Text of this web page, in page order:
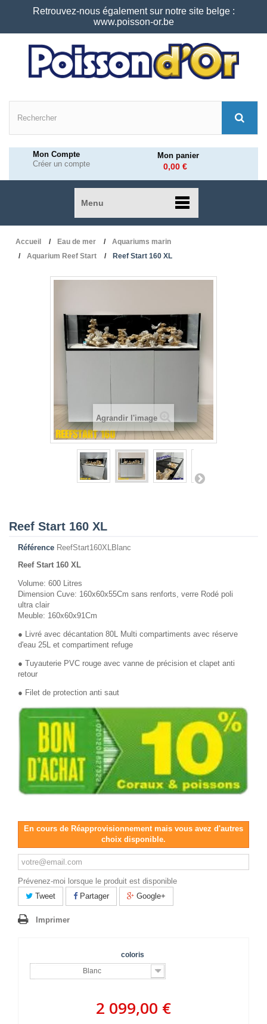
Retrouvez-nous également sur notre site belge :
www.poisson-or.be
Mon Compte
Créer un compte
Mon panier
0,00 €
Menu
Accueil Eau de mer
Aquariums marin
Aquarium Reef Start
Reef Start 160 XL
Agrandir l'image
Reef Start 160 XL
Référence ReefStart160XLBlanc
Reef Start 160 XL
Volume: 600 Litres
Dimension Cuve: 160x60x55Cm sans renforts, verre Rodé poli
ultra clair
Meuble: 160x60x91Cm
● Livré avec décantation 80L Multi compartiments avec réserve
d'eau 25L et compartiment refuge
● Tuyauterie PVC rouge avec vanne de précision et clapet anti
retour
● Filet de protection anti saut
En cours de Réapprovisionnement mais vous avez d'autres
choix disponible.
Prévenez-moi lorsque le produit est disponible
Tweet
Partager Google+
Imprimer
coloris
Blanc
2 099,00 €